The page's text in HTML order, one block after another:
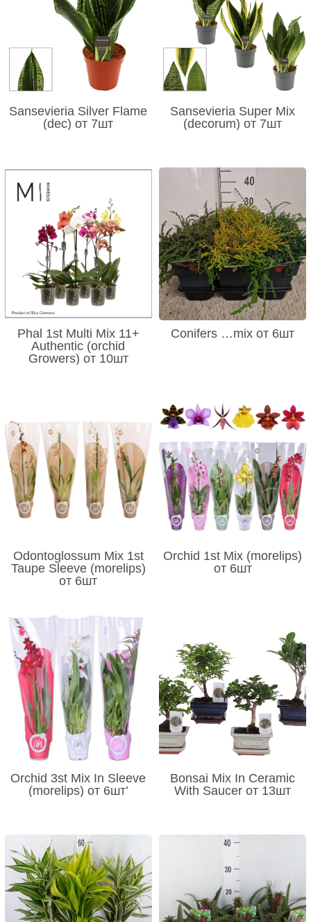
Sansevieria Silver Flame
(dec) от 7шт
Sansevieria Super Mix
(decorum) от 7шт
Phal 1st Multi Mix 11+
Authentic (orchid
Growers) от 10шт
Conifers …mix от 6шт
Odontoglossum Mix 1st
Taupe Sleeve (morelips)
от 6шт
Orchid 1st Mix (morelips)
от 6шт
Orchid 3st Mix In Sleeve
(morelips) от 6шт’
Bonsai Mix In Ceramic
With Saucer от 13шт